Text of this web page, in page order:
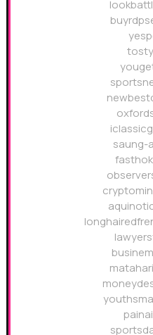
saung-